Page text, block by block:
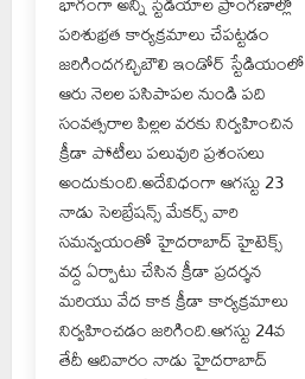
పరిశుభ్రత కార్యక్రమాలు చేపట్టడం
జరిగిందగచ్చిబౌలి ఇండోర్ స్టేడియంలో
ఆరు నెలల పసిపాపల నుండి పది
సంవత్సరాల పిల్లల వరకు నిర్వహించిన
క్రీడా పోటీలు పలువురి ప్రశంసలు
అందుకుంది.అదేవిధంగా ఆగస్టు 23
నాడు సెలబ్రేషన్స్ మేకర్స్ వారి
సమన్వయంతో హైదరాబాద్ హైటెక్స్
వద్ద ఏర్పాటు చేసిన క్రీడా ప్రదర్శన
మరియు వేద కాక క్రీడా కార్యక్రమాలు
నిర్వహించడం జరిగింది.ఆగస్టు 24వ
తేదీ ఆదివారం నాడు హైదరాబాద్